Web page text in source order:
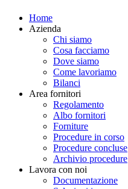
Home
Azienda
Chi siamo
Cosa facciamo
Dove siamo
Come lavoriamo
Bilanci
Area fornitori
Regolamento
Albo fornitori
Forniture
Procedure in corso
Procedure concluse
Archivio procedure
Lavora con noi
Documentazione